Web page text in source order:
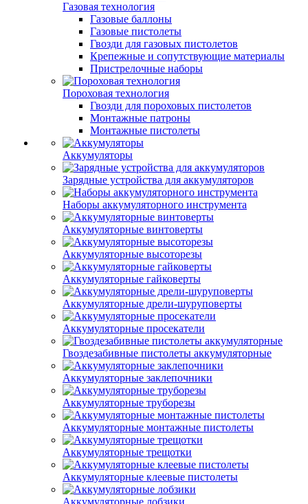
Газовая технология
Газовые баллоны
Газовые пистолеты
Гвозди для газовых пистолетов
Крепежные и сопутствующие материалы
Пристрелочные наборы
Пороховая технология
Гвозди для пороховых пистолетов
Монтажные патроны
Монтажные пистолеты
Аккумуляторы
Зарядные устройства для аккумуляторов
Наборы аккумуляторного инструмента
Аккумуляторные винтоверты
Аккумуляторные высоторезы
Аккумуляторные гайковерты
Аккумуляторные дрели-шуруповерты
Аккумуляторные просекатели
Гвоздезабивные пистолеты аккумуляторные
Аккумуляторные заклепочники
Аккумуляторные труборезы
Аккумуляторные монтажные пистолеты
Аккумуляторные трещотки
Аккумуляторные клеевые пистолеты
Аккумуляторные лобзики